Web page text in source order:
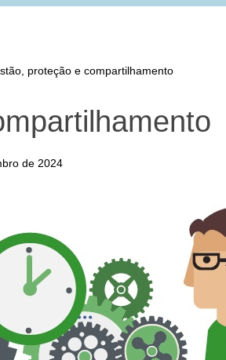
proteção e compartilhamento
de 2024